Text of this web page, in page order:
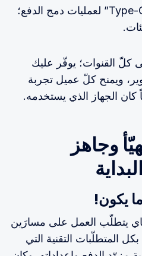
يمكن النظر إليها بوصفها “Type-C” لعمليات دمج الدفع؛
كلّ القنوات؛ يوفّر عليك
ويمنح كلّ عميل تجربة
كان الجهاز الذي يستخدمه.
وجاهز
يكون!
يتطلّب العمل على مسارَين
المتطلّبات التقنية التي